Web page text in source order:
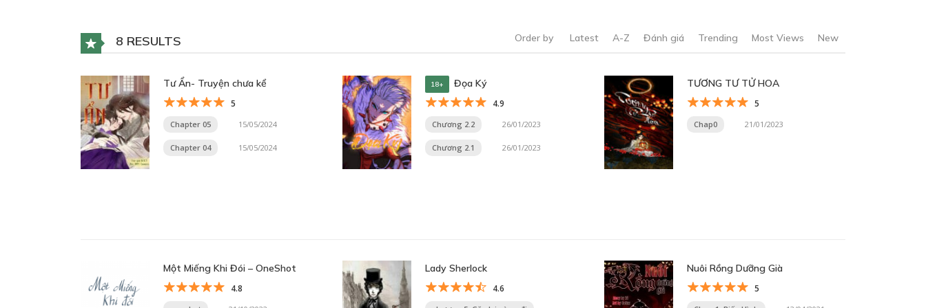
8 RESULTS Order by Latest A-Z Đánh giá Trending Most Views New
Tư Ẩn- Truyện chưa kể
5
Chapter 05 15/05/2024
Chapter 04 15/05/2024
18+ Đọa Ký
4.9
Chương 2.2 26/01/2023
Chương 2.1 26/01/2023
TƯƠNG TƯ TỬ HOA
5
Chap0 21/01/2023
Một Miếng Khi Đói – OneShot
4.8
Lady Sherlock
4.6
Nuôi Rồng Dưỡng Già
5